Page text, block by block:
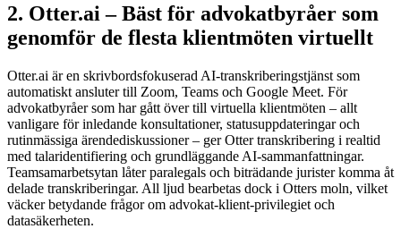
2. Otter.ai – Bäst för advokatbyråer som
genomför de flesta klientmöten virtuellt
Otter.ai är en skrivbordsfokuserad AI-transkriberingstjänst som
automatiskt ansluter till Zoom, Teams och Google Meet. För
advokatbyråer som har gått över till virtuella klientmöten – allt
vanligare för inledande konsultationer, statusuppdateringar och
rutinmässiga ärendediskussioner – ger Otter transkribering i realtid
med talaridentifiering och grundläggande AI-sammanfattningar.
Teamsamarbetsytan låter paralegals och biträdande jurister komma åt
delade transkriberingar. All ljud bearbetas dock i Otters moln, vilket
väcker betydande frågor om advokat-klient-privilegiet och
datasäkerheten.